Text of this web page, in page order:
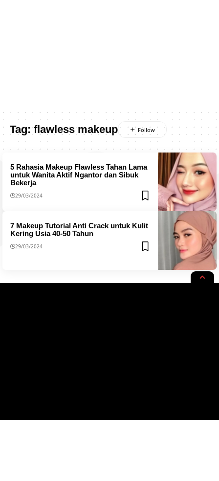
Tag:flawless makeup
5 Rahasia Makeup Flawless Tahan Lama
untuk Wanita Aktif Ngantor dan Sibuk
Bekerja
29/03/2024
7 Makeup Tutorial Anti Crack untuk Kulit
Kering Usia 40-50 Tahun
29/03/2024